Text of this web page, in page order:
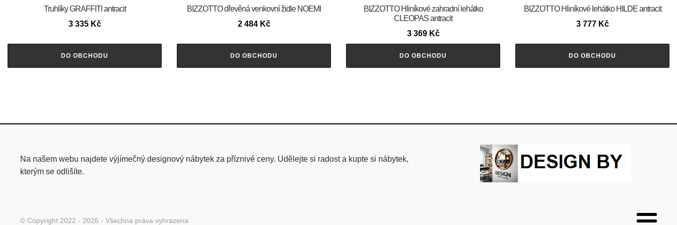
Truhlíky GRAFFITI antracit
3 335 Kč
DO OBCHODU
BIZZOTTO dřevěná venkovní židle NOEMI
2 484 Kč
DO OBCHODU
BIZZOTTO Hliníkové zahradní lehátko
CLEOPAS antracit
3 369 Kč
DO OBCHODU
BIZZOTTO Hliníkové lehátko HILDE antracit
3 777 Kč
DO OBCHODU
Na našem webu najdete výjímečný designový nábytek za příznivé ceny. Udělejte si radost a kupte si nábytek,
kterým se odlišíte.
© Copyright 2022 - 2026 - Všechna práva vyhrazena